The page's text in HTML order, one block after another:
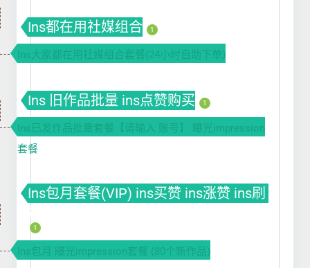
Ins都在用社媒组合 1
Ins大家都在用社媒组合套餐(24小时自助下单)
Ins 旧作品批量 ins点赞购买 1
Ins已发作品批量套餐【请输入 账号】 曝光impression
套餐
Ins包月套餐(VIP) ins买赞 ins涨赞 ins刷
赞
1
Ins包月 曝光impression套餐 (80个新作品)